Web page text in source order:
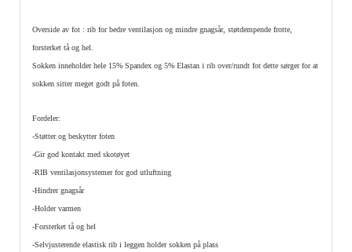
Overside av fot : rib for bedre ventilasjon og mindre gnagsår, støtdempende frotte,
forsterket tå og hel.
Sokken inneholder hele 15% Spandex og 5% Elastan i rib over/rundt fot dette sørger for at
sokken sitter meget godt på foten.
Fordeler:
-Støtter og beskytter foten
-Gir god kontakt med skotøyet
-RIB ventilasjonsystemer for god utluftning
-Hindrer gnagsår
-Holder varmen
-Forsterket tå og hel
-Selvjusterende elastisk rib i leggen holder sokken på plass